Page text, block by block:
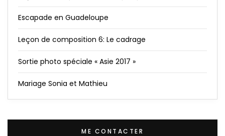
Escapade en Guadeloupe
Leçon de composition 6: Le cadrage
Sortie photo spéciale « Asie 2017 »
Mariage Sonia et Mathieu
ME CONTACTER